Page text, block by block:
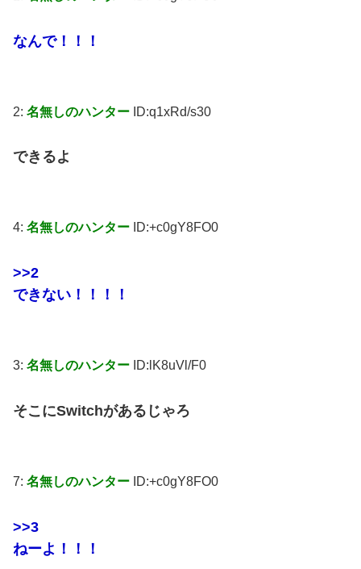
なんで！！！
2: 名無しのハンター ID:q1xRd/s30
できるよ
4: 名無しのハンター ID:+c0gY8FO0
>>2
できない！！！！
3: 名無しのハンター ID:lK8uVl/F0
そこにSwitchがあるじゃろ
7: 名無しのハンター ID:+c0gY8FO0
>>3
ねーよ！！！